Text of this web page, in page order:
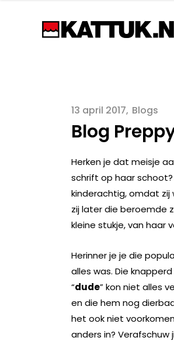
13 april 2017 Blogs
Blog
Herken je dat meisje
schrift op haar schoot?
kinderachtig, omdat zij
zij later die beroemde
kleine stukje, van haar
Herinner je je die
alles was. Die
“dude” kon niet alles
en die hem nog
het ook niet
anders in?